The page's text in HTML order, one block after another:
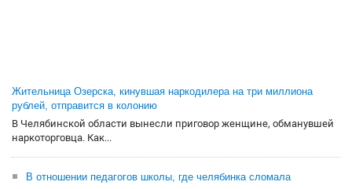
Жительница Озерска, кинувшая наркодилера на три миллиона
рублей, отправится в колонию
В Челябинской области вынесли приговор женщине, обманувшей
наркоторговца. Как...
В отношении педагогов школы, где челябинка сломала